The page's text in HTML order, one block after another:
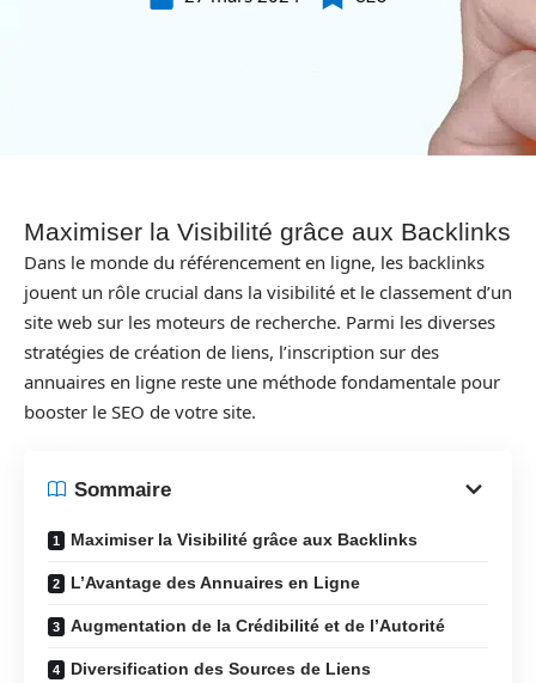
Maximiser la Visibilité grâce aux Backlinks
Dans le monde du référencement en ligne, les backlinks
jouent un rôle crucial dans la visibilité et le classement d’un
site web sur les moteurs de recherche. Parmi les diverses
stratégies de création de liens, l’inscription sur des
annuaires en ligne reste une méthode fondamentale pour
booster le SEO de votre site.
Sommaire
Maximiser la Visibilité grâce aux Backlinks
L’Avantage des Annuaires en Ligne
Augmentation de la Crédibilité et de l’Autorité
Diversification des Sources de Liens